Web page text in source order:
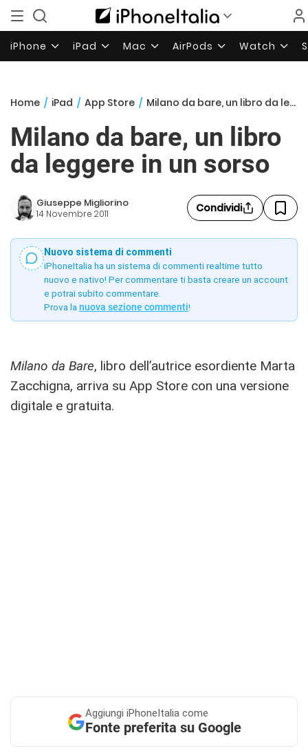
iPhone iPad Mac AirPods Watch
Home / iPad / App Store / Milano da bare, un libro da leggere in un sorso
Milano da bare, un libro
da leggere in un sorso
Giuseppe Migliorino
14 Novembre 2011 Condividi
Nuovo sistema di commenti
iPhoneItalia ha un sistema di commenti realtime tutto
nuovo e nativo! Per commentare ti basta creare un account
e potrai subito commentare.
Prova la nuova sezione commenti!
Milano da Bare, libro dell’autrice esordiente Marta
Zacchigna, arriva su App Store con una versione
digitale e gratuita.
Aggiungi iPhoneItalia come
Fonte preferita su Google